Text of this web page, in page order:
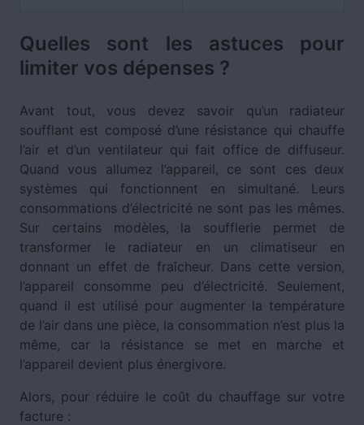
Quelles sont les astuces pour
limiter vos dépenses ?
Avant tout, vous devez savoir qu’un radiateur
soufflant est composé d’une résistance qui chauffe
l’air et d’un ventilateur qui fait office de diffuseur.
Quand vous allumez l’appareil, ce sont ces deux
systèmes qui fonctionnent en simultané. Leurs
consommations d’électricité ne sont pas les mêmes.
Sur certains modèles, la soufflerie permet de
transformer le radiateur en un climatiseur en
donnant un effet de fraîcheur. Dans cette version,
l’appareil consomme peu d’électricité. Seulement,
quand il est utilisé pour augmenter la température
de l’air dans une pièce, la consommation n’est plus la
même, car la résistance se met en marche et
l’appareil devient plus énergivore.
Alors, pour réduire le coût du chauffage sur votre
facture :